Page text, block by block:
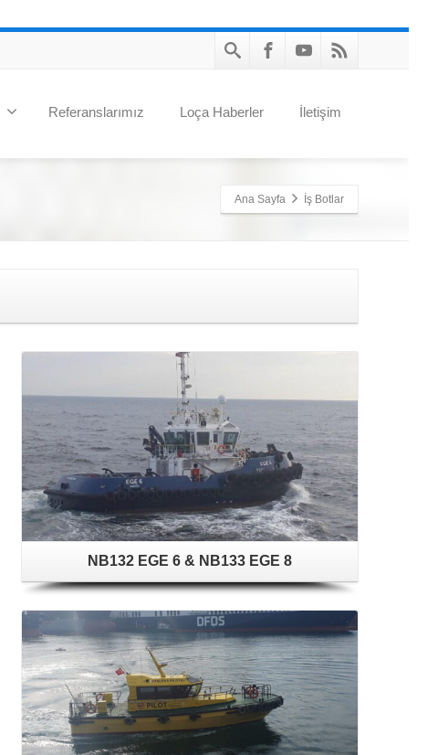
Referanslarımız Loça Haberler İletişim
Ana Sayfa İş Botlar
NB132 EGE 6 & NB133 EGE 8